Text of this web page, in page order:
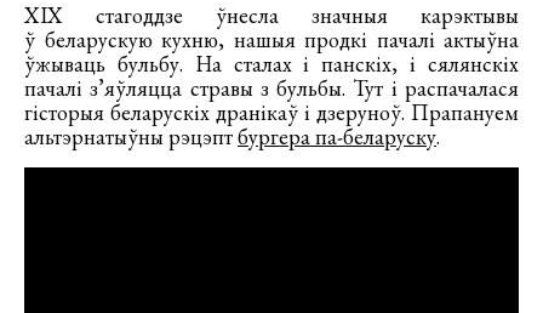
ХІХ стагоддзе ўнесла значныя карэктывы
ў беларускую кухню, нашыя продкі пачалі актыўна
ўжываць бульбу. На сталах і панскіх, і сялянскіх
пачалі з’яўляцца стравы з бульбы. Тут і распачалася
гісторыя беларускіх дранікаў і дзеруноў. Прапануем
альтэрнатыўны рэцэптбургера па-беларуску.